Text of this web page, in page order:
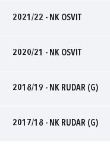
2021/22 - NK OSVIT
2020/21 - NK OSVIT
2018/19 - NK RUDAR (G)
2017/18 - NK RUDAR (G)